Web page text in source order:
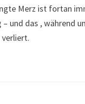
Merz ist fortan
und das , während
verliert.